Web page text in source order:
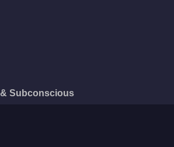
Subconscious